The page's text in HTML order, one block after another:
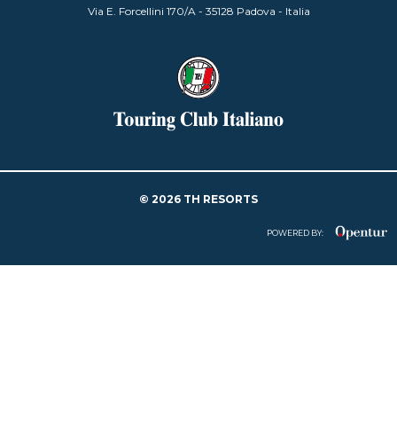
Via E. Forcellini 170/A - 35128 Padova - Italia
© 2026 TH RESORTS
POWERED BY: